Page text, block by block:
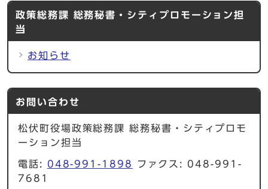
政策総務課 総務秘書・シティプロモーション担
当
お知らせ
お問い合わせ
松伏町役場政策総務課 総務秘書・シティプロモ
ーション担当
電話: 048-991-1898
ファクス: 048-991-
7681